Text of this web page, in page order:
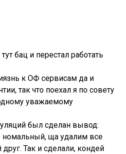
бац и перестал работать
к ОФ сервисам да и
так что поехал я по совету
уважаемому
был сделан вывод:
номальный, ща удалим все
Так и сделали, кондей